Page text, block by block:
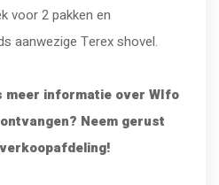
voor 2 pakken en
aanwezige Terex shovel.
meer informatie over WIfo
Neem gerust